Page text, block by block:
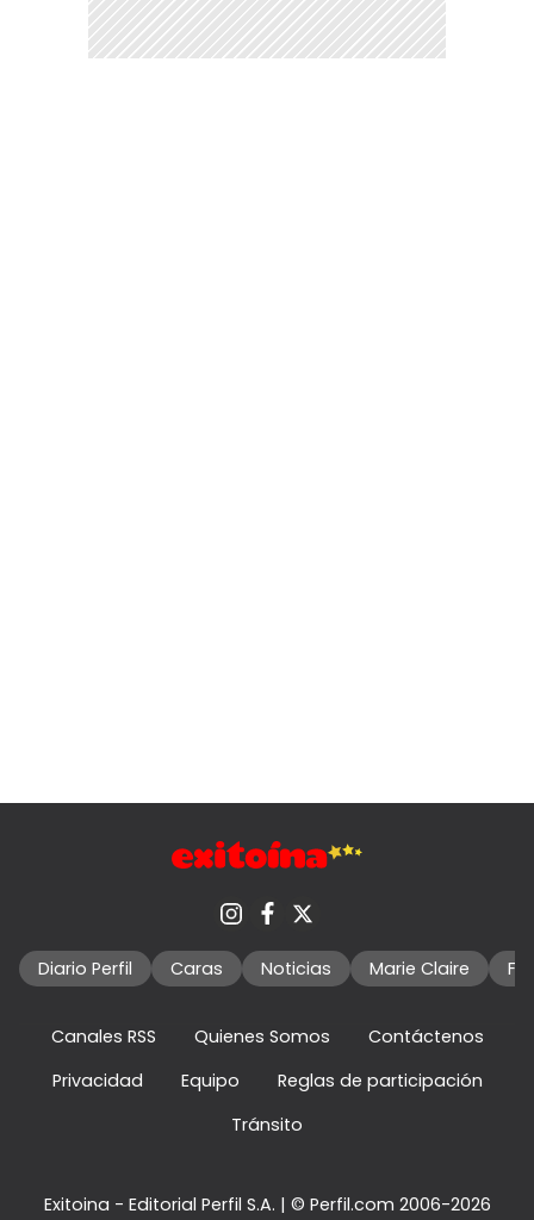
Diario Perfil Caras Noticias Marie Claire
Canales RSS Quienes Somos
Contáctenos
Privacidad
Equipo
Reglas de participación
Tránsito
Exitoina - Editorial Perfil S.A. | © Perfil.com 2006-2026